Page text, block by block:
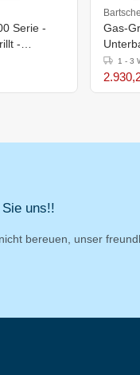
Serie -
-
Gas-
1 - 3
uns!!
bereuen, unser